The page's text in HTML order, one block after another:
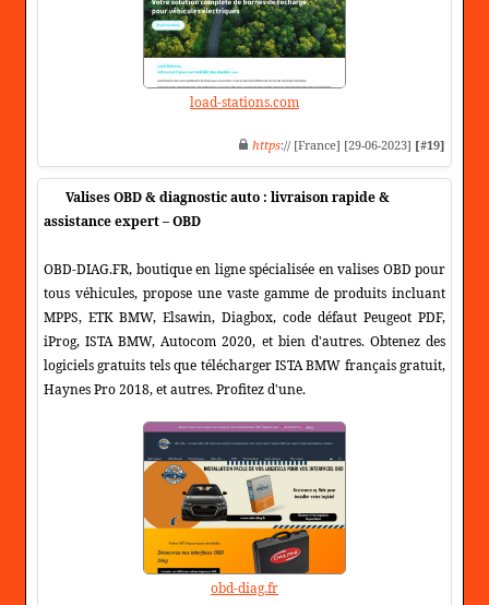
load-stations.com
https:// [France] [29-06-2023] [#19]
Valises OBD & diagnostic auto : livraison rapide &
assistance expert – OBD
OBD-DIAG.FR, boutique en ligne spécialisée en valises OBD pour
tous véhicules, propose une vaste gamme de produits incluant
MPPS, ETK BMW, Elsawin, Diagbox, code défaut Peugeot PDF,
iProg, ISTA BMW, Autocom 2020, et bien d'autres. Obtenez des
logiciels gratuits tels que télécharger ISTA BMW français gratuit,
Haynes Pro 2018, et autres. Profitez d'une.
obd-diag.fr